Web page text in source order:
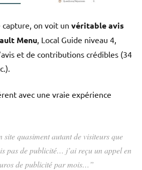
on voit un véritable avis
Menu, Local Guide niveau 4,
et de contributions crédibles (34
avec une vraie expérience
site quasiment autant de visiteurs que
pas de publicité… j’ai reçu un appel en
de publicité par mois…”